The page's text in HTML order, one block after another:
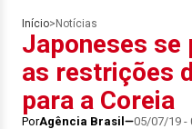
Início> Notícias
Japoneses se
as restrições
para a Coreia
PorAgência Brasil 05/07/19 -